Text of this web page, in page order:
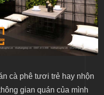
cà phê tươi trẻ hay nhộn
gian quán của mình